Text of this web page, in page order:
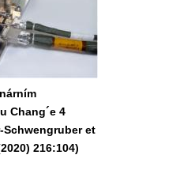
Chang´e 4
Schwengruber et
216:104)